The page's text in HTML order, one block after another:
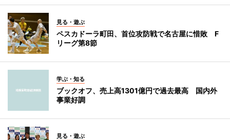
見る・遊ぶ
ペスカドーラ町田、首位攻防戦で名古屋に惜敗 F
リーグ第8節
学ぶ・知る
ブックオフ、売上高1301億円で過去最高 国内外
事業好調
見る・遊ぶ